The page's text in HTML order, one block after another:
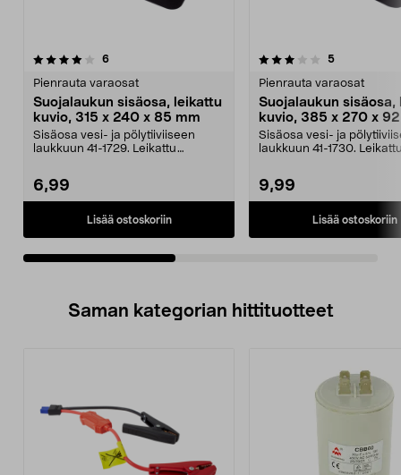
6arvostelut
Pienrauta varaosat
Suojalaukun sisäosa, leikattu
kuvio, 315 x 240 x 85 mm
Sisäosa vesi- ja pölytiiviiseen
laukkuun 41-1729. Leikattu
6,99
Lisää ostoskoriin
3.5viidestä
5arvostelut
Pienrauta varaosat
Suojalaukun sisäosa,
kuvio, 385 x 270 x
Sisäosa vesi- ja
laukkuun 41-1730.
9,99
Lisää ostoskoriin
3.5viidestä
Saman kategorian hittituotteet